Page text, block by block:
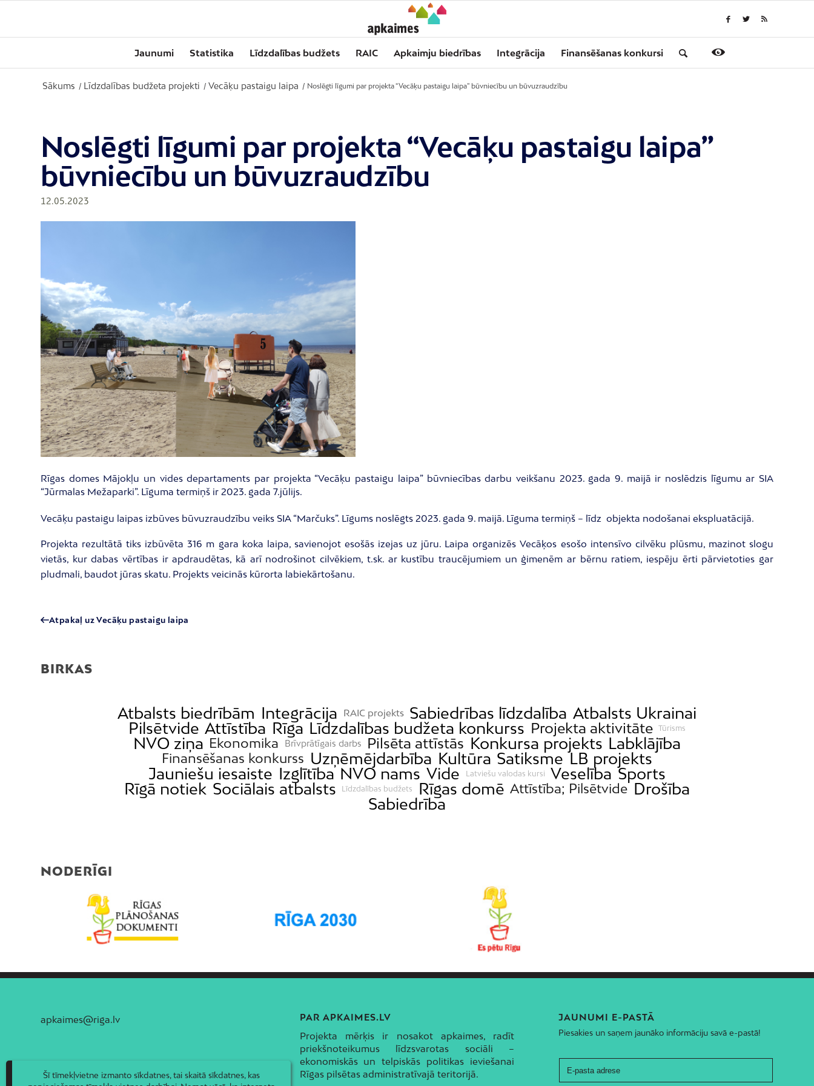
Jaunumi Statistika Līdzdalības budžets RAIC Apkaimju biedrības Integrācija Finansēšanas konkursi
Sākums / Līdzdalības budžeta projekti / Vecāķu pastaigu laipa / Noslēgti līgumi par projekta “Vecāķu pastaigu laipa” būvniecību un būvuzraudzību
Noslēgti līgumi par projekta “Vecāķu pastaigu laipa”
būvniecību un būvuzraudzību
12.05.2023
Rīgas domes Mājokļu un vides departaments par projekta “Vecāķu pastaigu laipa” būvniecības darbu veikšanu 2023. gada 9. maijā ir noslēdzis līgumu ar SIA
“Jūrmalas Mežaparki”. Līguma termiņš ir 2023. gada 7.jūlijs.
Vecāķu pastaigu laipas izbūves būvuzraudzību veiks SIA “Marčuks”. Līgums noslēgts 2023. gada 9. maijā. Līguma termiņš – līdz objekta nodošanai ekspluatācijā.
Projekta rezultātā tiks izbūvēta 316 m gara koka laipa, savienojot esošās izejas uz jūru. Laipa organizēs Vecāķos esošo intensīvo cilvēku plūsmu, mazinot slogu
vietās, kur dabas vērtības ir apdraudētas, kā arī nodrošinot cilvēkiem, t.sk. ar kustību traucējumiem un ģimenēm ar bērnu ratiem, iespēju ērti pārvietoties gar
pludmali, baudot jūras skatu. Projekts veicinās kūrorta labiekārtošanu.
Atpakaļ uz Vecāķu pastaigu laipa
BIRKAS
Atbalsts biedrībām Integrācija RAIC projekts Sabiedrības līdzdalība Atbalsts Ukrainai
Pilsētvide Attīstība Rīga Līdzdalības budžeta konkurss Projekta aktivitāte Tūrisms
NVO ziņa Ekonomika Brīvprātīgais darbs Pilsēta attīstās Konkursa projekts Labklājība
Finansēšanas konkurss Uzņēmējdarbība Kultūra Satiksme LB projekts
Jauniešu iesaiste Izglītība NVO nams Vide Latviešu valodas kursi Veselība Sports
Rīgā notiek Sociālais atbalsts Līdzdalības budžets Rīgas domē Attīstība; Pilsētvide Drošība
Sabiedrība
NODERĪGI
apkaimes@riga.lv PAR APKAIMES.LV
Projekta mērķis ir nosakot apkaimes, radīt
priekšnoteikumus līdzsvarotas sociāli –
ekonomiskās un telpiskās politikas ieviešanai
Rīgas pilsētas administratīvajā teritorijā.
JAUNUMI E-PASTĀ
Piesakies un saņem jaunāko informāciju savā e-pastā!
Šī tīmekļvietne izmanto sīkdatnes, tai skaitā sīkdatnes, kas